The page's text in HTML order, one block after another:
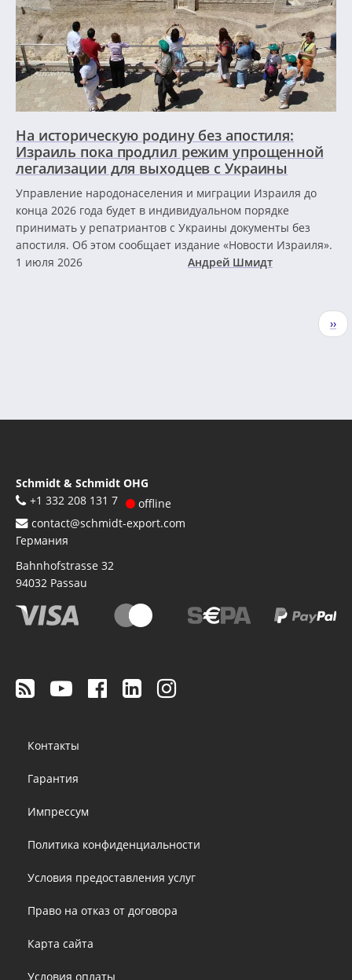
На историческую родину без апостиля:
Израиль пока продлил режим упрощенной
легализации для выходцев с Украины
Управление народонаселения и миграции Израиля до
конца 2026 года будет в индивидуальном порядке
принимать у репатриантов с Украины документы без
апостиля. Об этом сообщает издание «Новости Израиля».
1 июля 2026
Андрей Шмидт
››
Schmidt & Schmidt OHG
+1 332 208 131 7
offline
contact@schmidt-export.com
Германия
Bahnhofstrasse 32
94032 Passau
menu
Контакты
Гарантия
Импрессум
Политика конфиденциальности
Условия предоставления услуг
Право на отказ от договора
Карта сайта
Условия оплаты